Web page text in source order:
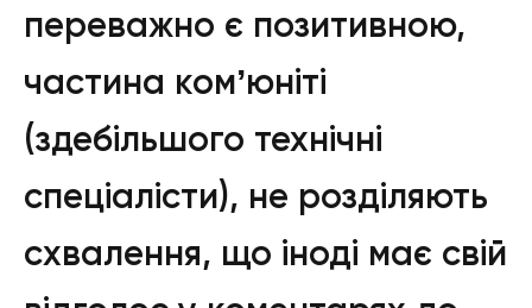
переважно є позитивною,
частина комʼюніті
(здебільшого технічні
спеціалісти), не розділяють
схвалення, що іноді має свій